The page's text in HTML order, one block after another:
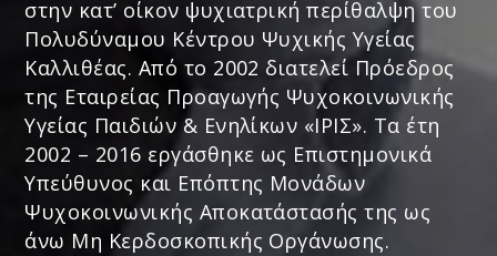
στην κατ’ οίκον ψυχιατρική περίθαλψη του
Πολυδύναμου Κέντρου Ψυχικής Υγείας
Καλλιθέας. Από το 2002 διατελεί Πρόεδρος
της Εταιρείας Προαγωγής Ψυχοκοινωνικής
Υγείας Παιδιών & Ενηλίκων «ΙΡΙΣ». Τα έτη
2002 – 2016 εργάσθηκε ως Επιστημονικά
Υπεύθυνος και Επόπτης Μονάδων
Ψυχοκοινωνικής Αποκατάστασής της ως
άνω Μη Κερδοσκοπικής Οργάνωσης.